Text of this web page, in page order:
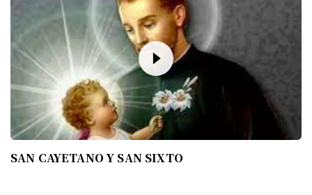
SAN CAYETANO Y SAN SIXTO